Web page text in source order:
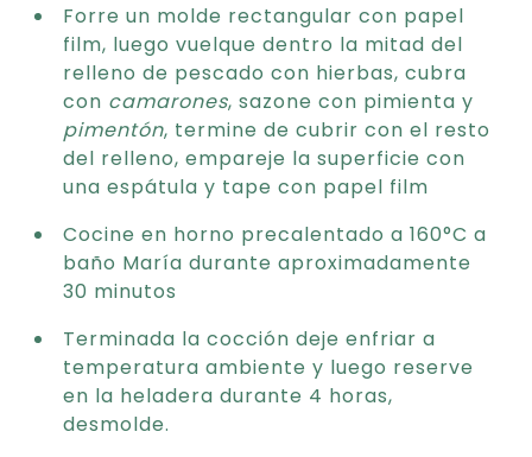
Forre un molde rectangular con papel
film, luego vuelque dentro la mitad del
relleno de pescado con hierbas, cubra
con camarones, sazone con pimienta y
pimentón, termine de cubrir con el resto
del relleno, empareje la superficie con
una espátula y tape con papel film
Cocine en horno precalentado a 160°C a
baño María durante aproximadamente
30 minutos
Terminada la cocción deje enfriar a
temperatura ambiente y luego reserve
en la heladera durante 4 horas,
desmolde.